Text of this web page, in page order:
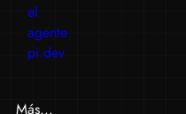
el
agente
pi.dev
Más...